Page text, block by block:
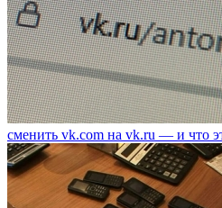
сменить vk.com на vk.ru — и что